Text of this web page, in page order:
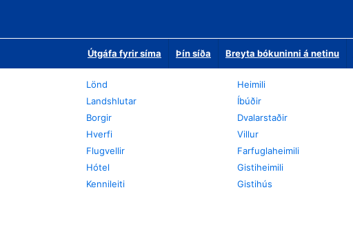
Útgáfa fyrir síma Þín síða Breyta bókuninni á netinu
Lönd
Landshlutar
Borgir
Hverfi
Flugvellir
Hótel
Kennileiti
Heimili
Íbúðir
Dvalarstaðir
Villur
Farfuglaheimili
Gistiheimili
Gistihús